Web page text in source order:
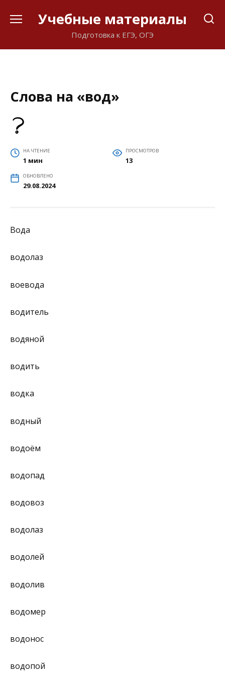
Учебные материалы
Подготовка к ЕГЭ, ОГЭ
Слова на «вод»
НА ЧТЕНИЕ
1 мин
ПРОСМОТРОВ
13
ОБНОВЛЕНО
29.08.2024
Вода
водолаз
воевода
водитель
водяной
водить
водка
водный
водоём
водопад
водовоз
водолаз
водолей
водолив
водомер
водонос
водопой